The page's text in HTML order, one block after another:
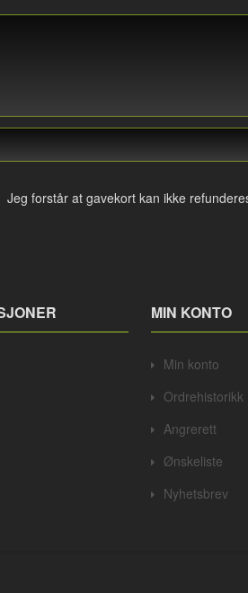
Jeg forstår at gavekort kan ikke
MIN KONTO
Min konto
Ordrehistorikk
Angrerett
Ønskeliste
Nyhetsbrev